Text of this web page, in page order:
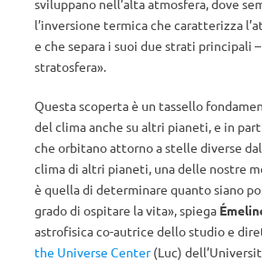
sviluppano nell’alta atmosfera, dove
l’inversione termica che caratterizza
e che separa i suoi due strati principali
stratosfera».
Questa scoperta è un tassello
del clima anche su altri pianeti, e in
che orbitano attorno a stelle diverse
clima di altri pianeti, una delle nostre
è quella di determinare quanto siano
grado di ospitare la vita», spiega
astrofisica co-autrice dello studio e
the Universe Center(Luc)